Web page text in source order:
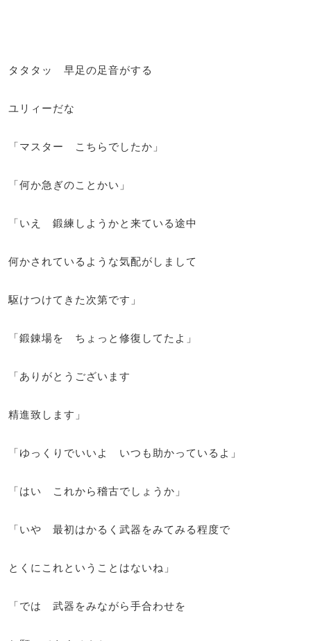
タタタッ 早足の足音がする
ユリィーだな
「マスター こちらでしたか」
「何か急ぎのことかい」
「いえ 鍛練しようかと来ている途中
何かされているような気配がしまして
駆けつけてきた次第です」
「鍛錬場を ちょっと修復してたよ」
「ありがとうございます
精進致します」
「ゆっくりでいいよ いつも助かっているよ」
「はい これから稽古でしょうか」
「いや 最初はかるく武器をみてみる程度で
とくにこれということはないね」
「では 武器をみながら手合わせを